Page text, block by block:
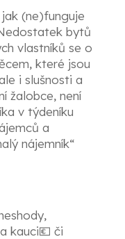
(ne)funguje
bytů
vlastníků se o
které jsou
i slušnosti a
žalobce, není
v týdeníku
a
nájemník“
kauci💶 či